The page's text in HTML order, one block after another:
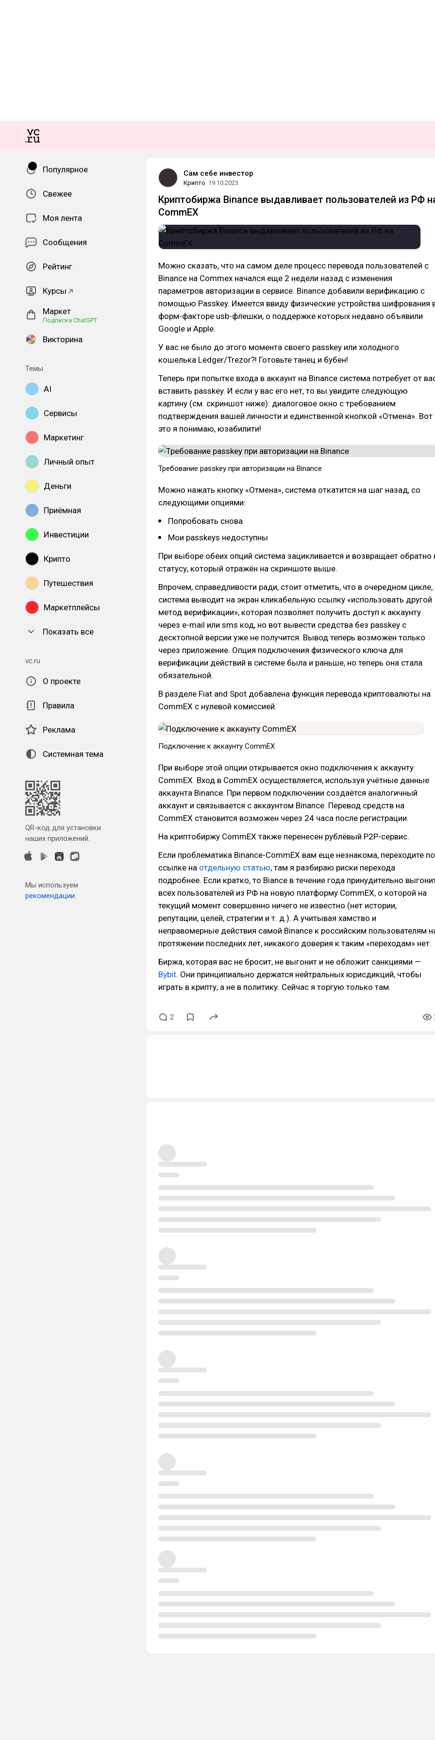
Популярное
Свежее
Моя лента
Сообщения
Рейтинг
Курсы
Маркет
Подписка ChatGPT
Викторина
Темы
AI
Сервисы
Маркетинг
Личный опыт
Деньги
Приёмная
Инвестиции
Крипто
Путешествия
Маркетплейсы
Показать все
vc.ru
О проекте
Правила
Реклама
Системная тема
QR-код для установки
наших приложений.
Мы используем
рекомендации.
Сам себе инвестор
Крипто 19.10.2023
Криптобиржа Binance выдавливает пользователей из РФ
CommEX
Можно сказать, что на самом деле процесс перевода пользователей с
Binance на Commex начался еще 2 недели назад с изменения
параметров авторизации в сервисе. Binance добавили верификацию с
помощью Passkey. Имеется ввиду физические устройства шифрования
форм-факторе usb-флешки, о поддержке которых недавно объявили
Google и Apple.
У вас не было до этого момента своего passkey или холодного
кошелька Ledger/Trezor?! Готовьте танец и бубен!
Теперь при попытке входа в аккаунт на Binance система потребует от
вставить passkey. И если у вас его нет, то вы увидите следующую
картину (см. скриншот ниже): диалоговое окно с требованием
подтверждения вашей личности и единственной кнопкой «Отмена». Вот
это я понимаю, юзабилити!
Требование passkey при авторизации на Binance
Можно нажать кнопку «Отмена», система откатится на шаг назад, со
следующими опциями:
Попробовать снова
Мои passkeys недоступны
При выборе обеих опций система зацикливается и возвращает обратно
статусу, который отражён на скриншоте выше.
Впрочем, справедливости ради, стоит отметить, что в очередном цикле,
система выводит на экран кликабельную ссылку «использовать другой
метод верификации», которая позволяет получить доступ к аккаунту
через e-mail или sms код, но вот вывести средства без passkey с
десктопной версии уже не получится. Вывод теперь возможен только
через приложение. Опция подключения физического ключа для
верификации действий в системе была и раньше, но теперь она стала
обязательной.
В разделе Fiat and Spot добавлена функция перевода криптовалюты на
CommEX с нулевой комиссией.
Подключение к аккаунту CommEX
При выборе этой опции открывается окно подключения к аккаунту
CommEX. Вход в CommEX осуществляется, используя учётные данные
аккаунта Binance. При первом подключении создаётся аналогичный
аккаунт и связывается с аккаунтом Binance. Перевод средств на
CommEX становится возможен через 24 часа после регистрации.
На криптобиржу CommEX также перенесен рублёвый P2P-сервис.
Если проблематика Binance-CommEX вам еще незнакома, переходите по
ссылке на отдельную статью, там я разбираю риски перехода
подробнее. Если кратко, то Biance в течение года принудительно
всех пользователей из РФ на новую платформу CommEX, о которой на
текущий момент совершенно ничего не известно (нет истории,
репутации, целей, стратегии и т. д.). А учитывая хамство и
неправомерные действия самой Binance к российским пользователям
протяжении последних лет, никакого доверия к таким «переходам» нет.
Биржа, которая вас не бросит, не выгонит и не обложит санкциями —
Bybit. Они принципиально держатся нейтральных юрисдикций, чтобы
играть в крипту, а не в политику. Сейчас я торгую только там.
2